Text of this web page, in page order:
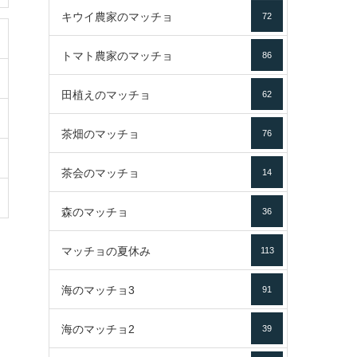
キウイ農家のマッチョ 72
トマト農家のマッチョ 86
田植えのマッチョ 62
茶畑のマッチョ 76
茶会のマッチョ 14
森のマッチョ 36
マッチョの夏休み 113
海のマッチョ3 91
海のマッチョ2 39